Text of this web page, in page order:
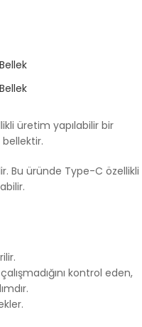
üretim yapılabilir bir
Bu üründe Type-C özellikli
kontrol eden,